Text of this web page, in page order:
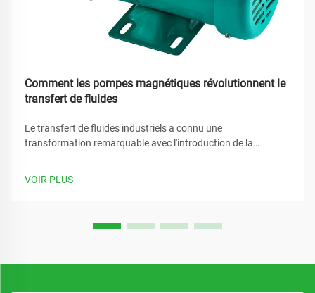
Comment les pompes magnétiques révolutionnent le
transfert de fluides
Le transfert de fluides industriels a connu une
transformation remarquable avec l'introduction de la
VOIR PLUS